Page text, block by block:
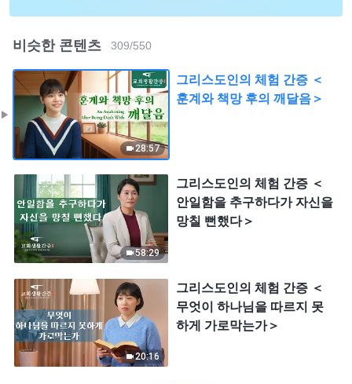
비슷한 콘텐츠 309/550
28:57
그리스도인의 체험 간증 ＜
훈계와 책망 후의 깨달음＞
58:29
그리스도인의 체험 간증 ＜
안일함을 추구하다가 자신을
망칠 뻔했다＞
20:16
그리스도인의 체험 간증 ＜
무엇이 하나님을 따르지 못
하게 가로막는가＞